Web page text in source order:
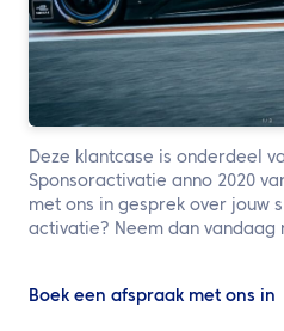
Deze klantcase is onderdeel
Sponsoractivatie anno 2020
met ons in gesprek over jouw
activatie? Neem dan vandaag
Boek een afspraak met ons in